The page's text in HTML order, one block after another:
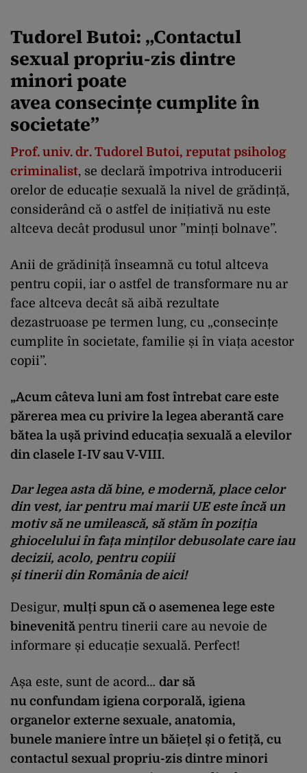
Tudorel Butoi: „Contactul
sexual propriu-zis dintre
minori poate
avea consecințe cumplite în
societate”
Prof. univ. dr. Tudorel Butoi, reputat psiholog
criminalist, se declară împotriva introducerii
orelor de educație sexuală la nivel de grădință,
considerând că o astfel de inițiativă nu este
altceva decât produsul unor ”minți bolnave”.
Anii de grădiniță înseamnă cu totul altceva
pentru copii, iar o astfel de transformare nu ar
face altceva decât să aibă rezultate
dezastruoase pe termen lung, cu „consecințe
cumplite în societate, familie și în viața acestor
copii”.
„Acum câteva luni am fost întrebat care este
părerea mea cu privire la legea aberantă care
bătea la ușă privind educația sexuală a elevilor
din clasele I-IV sau V-VIII.
Dar legea asta dă bine, e modernă, place celor
din vest, iar pentru mai marii UE este încă un
motiv să ne umilească, să stăm în poziția
ghiocelului în fața minților debusolate care iau
decizii, acolo, pentru copiii
și tinerii din România de aici!
Desigur, mulți spun că o asemenea lege este
binevenită pentru tinerii care au nevoie de
informare și educație sexuală. Perfect!
Așa este, sunt de acord… dar să
nu confundam igiena corporală, igiena
organelor externe sexuale, anatomia,
bunele maniere între un băiețel și o fetiță, cu
contactul sexual propriu-zis dintre minori